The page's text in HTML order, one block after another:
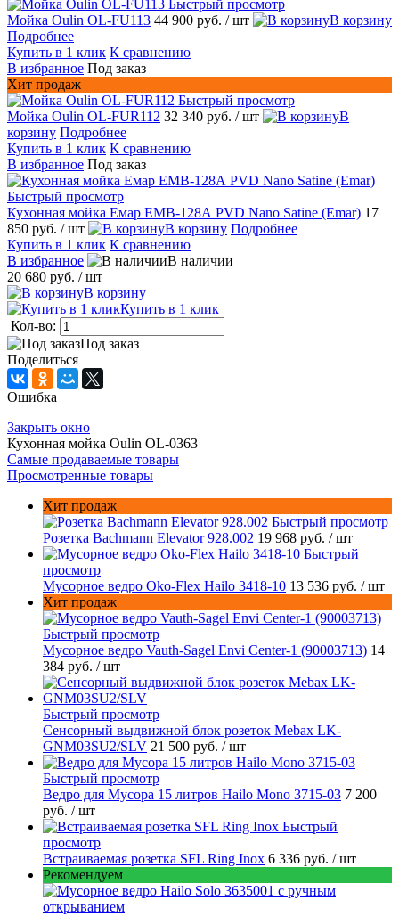
Быстрый просмотр
Мойка Oulin OL-FU113 44 900 руб. / шт
В корзину
Подробнее
Купить в 1 клик К сравнению
В избранное Под заказ
Хит продаж
Быстрый просмотр
Мойка Oulin OL-FUR112 32 340 руб. / шт
В
корзину Подробнее
Купить в 1 клик К сравнению
В избранное Под заказ
Быстрый просмотр
Кухонная мойка Емар EMB-128А PVD Nano Satine (Emar) 17
850 руб. / шт В корзину Подробнее
Купить в 1 клик К сравнению
В избранное
В наличии
20 680 руб. / шт
В корзину
Купить в 1 клик
Кол-во:
Под заказ
Поделиться
Ошибка
Закрыть окно
Кухонная мойка Oulin OL-0363
Самые продаваемые товары
Просмотренные товары
Хит продаж
Быстрый просмотр
Розетка Bachmann Elevator 928.002 19 968 руб. / шт
Быстрый
просмотр
Мусорное ведро Oko-Flex Hailo 3418-10 13 536 руб. / шт
Хит продаж
Быстрый просмотр
Мусорное ведро Vauth-Sagel Envi Center-1 (90003713) 14
384 руб. / шт
Быстрый просмотр
Сенсорный выдвижной блок розеток Mebax LK-
GNM03SU2/SLV 21 500 руб. / шт
Быстрый просмотр
Ведро для Мусора 15 литров Hailo Mono 3715-03 7 200
руб. / шт
Быстрый
просмотр
Встраиваемая розетка SFL Ring Inox 6 336 руб. / шт
Рекомендуем